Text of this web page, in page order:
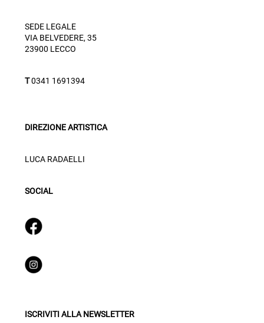
SEDE LEGALE
VIA BELVEDERE, 35
23900 LECCO
T0341 1691394
DIREZIONE ARTISTICA
LUCA RADAELLI
SOCIAL
ISCRIVITI ALLA NEWSLETTER